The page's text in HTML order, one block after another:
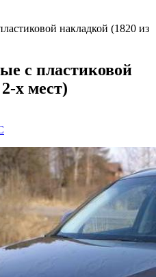
накладкой (1820 из
с пластиковой
х мест)